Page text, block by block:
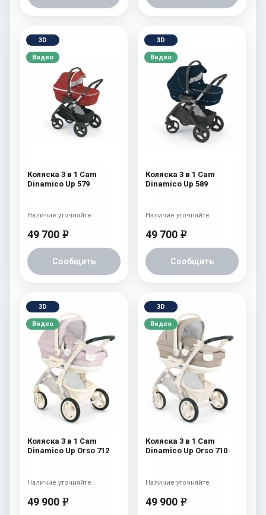
3D
Видео
Коляска 3 в 1 Cam
Dinamico Up 579
49 700 e
Сообщить
Наличие уточняйте
3D
Видео
Коляска 3 в 1 Cam
Dinamico Up 589
49 700 e
Сообщить
Наличие уточняйте
3D
Видео
Коляска 3 в 1 Cam
Dinamico Up Orso 712
49 900 e
Наличие уточняйте
3D
Видео
Коляска 3 в 1 Cam
Dinamico Up Orso 710
49 900 e
Наличие уточняйте